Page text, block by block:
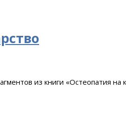
из книги «Остеопатия на